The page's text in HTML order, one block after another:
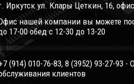
Иркутск ул. Клары Цеткин, 16,
нашей компании вы можете
17-00 обед с 12-30 до 13-20
(914) 010-76-83, 8 (3952) 93-27-93 -
клиентов